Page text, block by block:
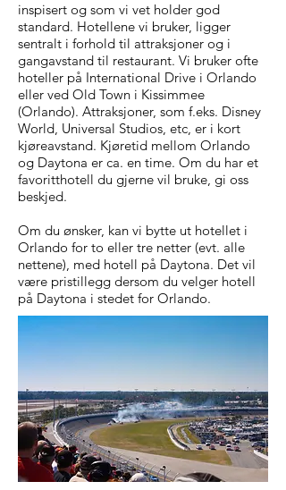
inspisert og som vi vet holder god
standard. Hotellene vi bruker, ligger
sentralt i forhold til attraksjoner og i
gangavstand til restaurant. Vi bruker ofte
hoteller på International Drive i Orlando
eller ved Old Town i Kissimmee
(Orlando). Attraksjoner, som f.eks. Disney
World, Universal Studios, etc, er i kort
kjøreavstand. Kjøretid mellom Orlando
og Daytona er ca. en time. Om du har et
favoritthotell du gjerne vil bruke, gi oss
beskjed.
Om du ønsker, kan vi bytte ut hotellet i
Orlando for to eller tre netter (evt. alle
nettene), med hotell på Daytona. Det vil
være pristillegg dersom du velger hotell
på Daytona i stedet for Orlando.